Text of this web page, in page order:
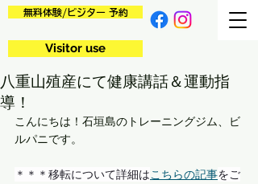
無料体験/ビジター 予約
Visitor use
八重山殖産にて健康講話＆運動指
導！
こんにちは！石垣島のトレーニングジム、ビ
ルパニです。
＊＊＊移転について詳細はこちらの記事をご